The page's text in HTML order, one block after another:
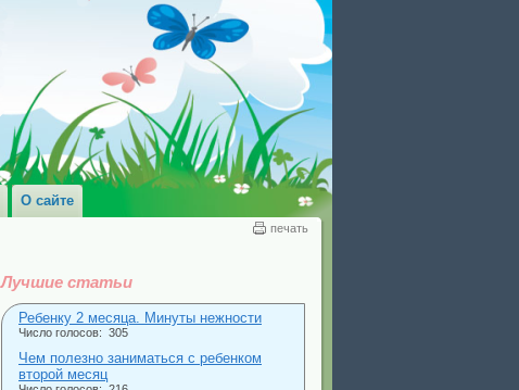
О сайте
печать
Лучшие статьи
Ребенку 2 месяца. Минуты нежности
Число голосов: 305
Чем полезно заниматься с ребенком
второй месяц